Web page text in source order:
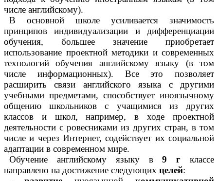
числе английскому).
В основной школе усиливается значимость
принципов индивидуализации и дифференциации
обучения, большее значение приобретает
использование проектной методики и современных
технологий обучения английскому языку (в том
числе информационных). Все это позволяет
расширить связи английского языка с другими
учебными предметами, способствует иноязычному
общению школьников с учащимися из других
классов и школ, например, в ходе проектной
деятельности с ровесниками из других стран, в том
числе и через Интернет, содействует их социальной
адаптации в современном мире.
Обучение английскому языку в9 г классе
направлено на достижение следующих целей: